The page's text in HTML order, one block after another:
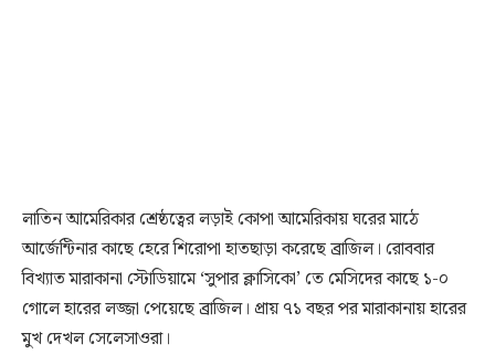
লাতিন আমেরিকার শ্রেষ্ঠত্বের লড়াই কোপা আমেরিকায় ঘরের মাঠে
আর্জেন্টিনার কাছে হেরে শিরোপা হাতছাড়া করেছে ব্রাজিল। রোববার
বিখ্যাত মারাকানা স্টোডিয়ামে ‘সুপার ক্লাসিকো’ তে মেসিদের কাছে ১-০
গোলে হারের লজ্জা পেয়েছে ব্রাজিল। প্রায় ৭১ বছর পর মারাকানায় হারের
মুখ দেখল সেলেসাওরা।